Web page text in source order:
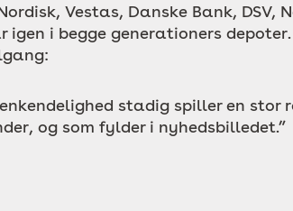
Vestas, Danske Bank, DSV,
igen i begge generationers
stadig spiller en stor
og som fylder i nyhedsbilledet.”